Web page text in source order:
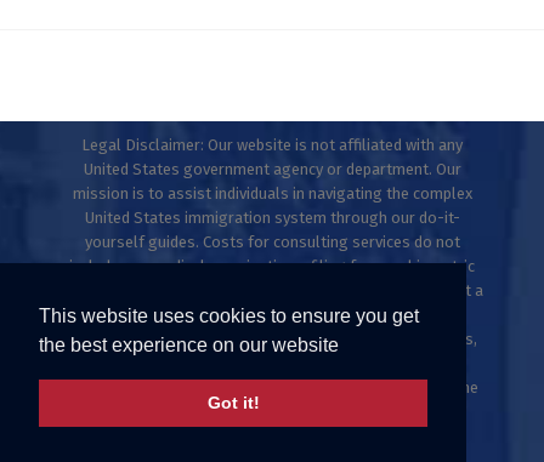
This website uses cookies to ensure you get
the best experience on our website
Got it!
Legal Disclaimer: Our website is not affiliated with any
United States government agency or department. Our
mission is to assist individuals in navigating the complex
United States immigration system through our do-it-
yourself guides. Costs for consulting services do not
include any medical examinations, filing fees, or biometric
fees. This website does not provide legal advice and is not a
law firm. Only licensed immigration professionals are
authorized to provide legal advice, explanations, opinions,
remedies, defenses, and options. Individuals who meet the
ESTA criteria can apply directly at uscis.gov or